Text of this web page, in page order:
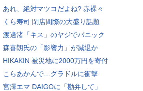
あれ、絶対マツコだよね? 赤裸々
くら寿司 閉店間際の大盛り話題
渡邊渚「キス」のヤジでパニック
森喜朗氏の「影響力」が減退か
HIKAKIN 被災地に2000万円を寄付
こらあかんで…グラドルに衝撃
宮澤エマ DAIGOに「勘弁して」